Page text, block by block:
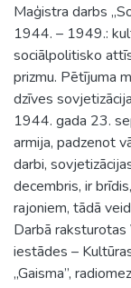
Maģistra darbs
1944. – 1949.:
sociālpolitisko
prizmu. Pētījuma
dzīves
1944. gada 23.
armija, padzenot
darbi,
decembris, ir
rajoniem, tādā
Darbā
iestādes –
„Gaisma”,